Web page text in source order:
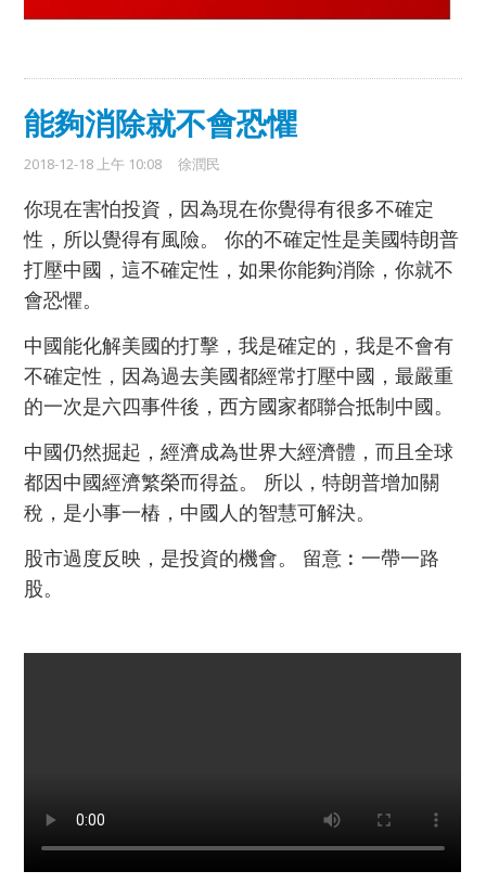
能夠消除就不會恐懼
2018-12-18 上午 10:08 徐潤民
你現在害怕投資，因為現在你覺得有很多不確定
性，所以覺得有風險。 你的不確定性是美國特朗普
打壓中國，這不確定性，如果你能夠消除，你就不
會恐懼。
中國能化解美國的打擊，我是確定的，我是不會有
不確定性，因為過去美國都經常打壓中國，最嚴重
的一次是六四事件後，西方國家都聯合抵制中國。
中國仍然掘起，經濟成為世界大經濟體，而且全球
都因中國經濟繁榮而得益。 所以，特朗普增加關
稅，是小事一樁，中國人的智慧可解決。
股市過度反映，是投資的機會。 留意︰一帶一路
股。